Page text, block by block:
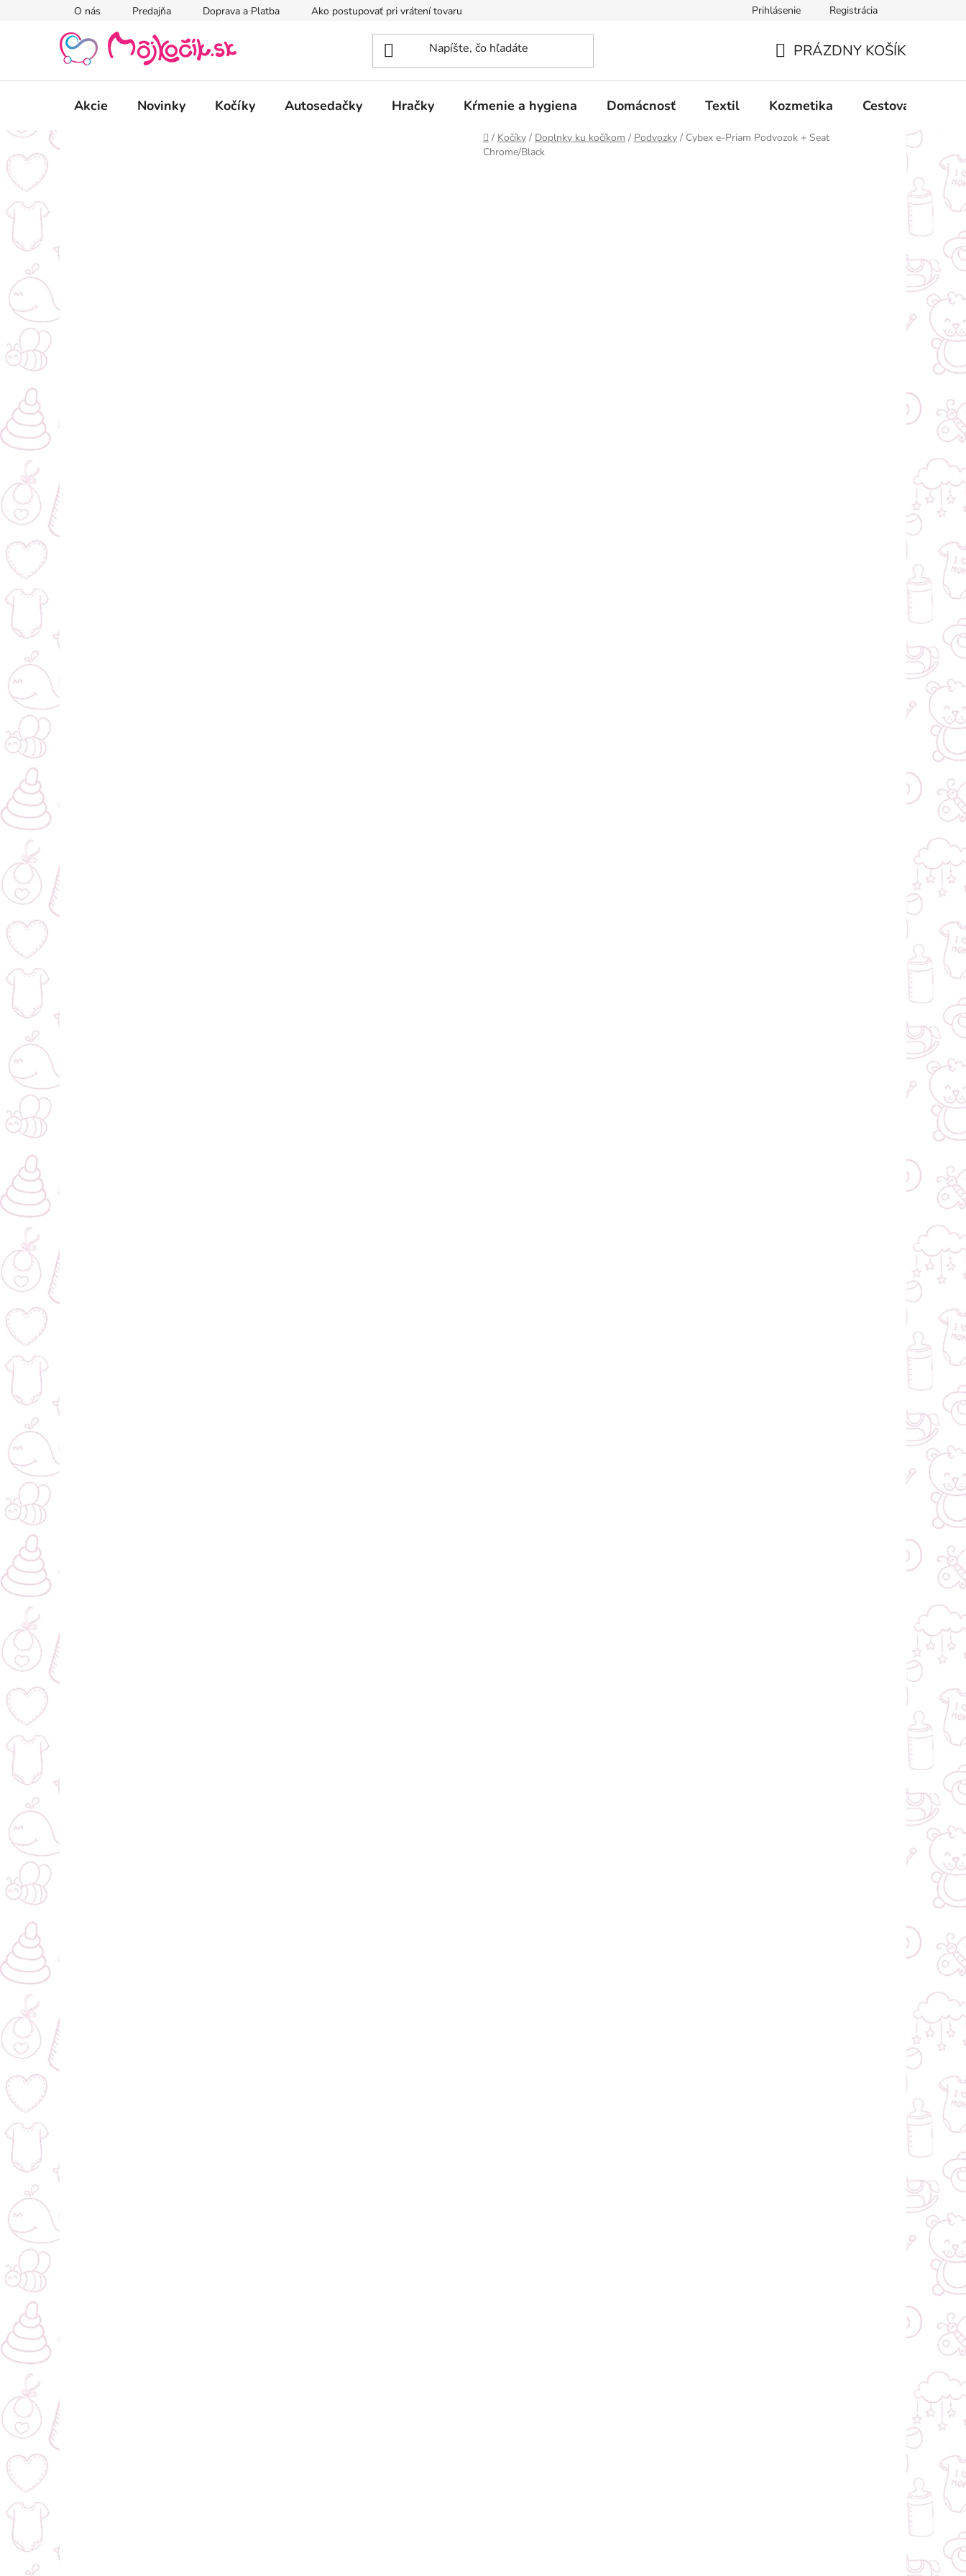
O nás Predajňa Doprava a Platba Ako postupovať pri vrátení tovaru Obchodné podmienky Podmienky ochrany
Prihlásenie Registrácia
KOŠÍK
PRÁZDNY KOŠÍK
Akcie Novinky Kočíky Autosedačky Hračky Kŕmenie a hygiena Domácnosť Textil Kozmetika Cestovanie
Domov
/ Kočíky / Doplnky ku kočíkom / Podvozky / Cybex e-Priam Podvozok + Seat
Chrome/Black